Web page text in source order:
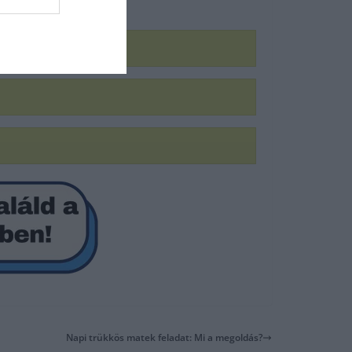
Napi trükkös matek feladat: Mi a megoldás?